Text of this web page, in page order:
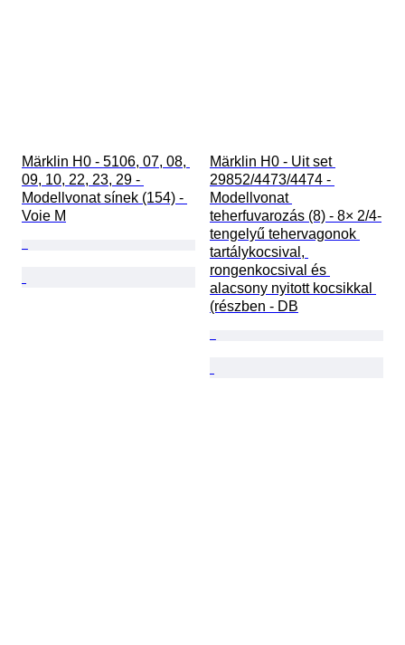
Märklin H0 - 5106, 07, 08,
09, 10, 22, 23, 29 -
Modellvonat sínek (154) -
Voie M
Märklin H0 - Uit set
29852/4473/4474 -
Modellvonat
teherfuvarozás (8) - 8× 2/4-
tengelyű tehervagonok
tartálykocsival,
rongenkocsival és
alacsony nyitott kocsikkal
(részben - DB